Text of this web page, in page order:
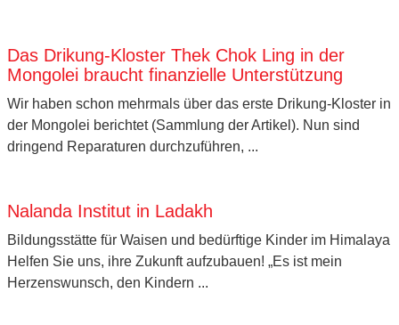
Das Drikung-Kloster Thek Chok Ling in der
Mongolei braucht finanzielle Unterstützung
Wir haben schon mehrmals über das erste Drikung-Kloster in
der Mongolei berichtet (Sammlung der Artikel). Nun sind
dringend Reparaturen durchzuführen, ...
Nalanda Institut in Ladakh
Bildungsstätte für Waisen und bedürftige Kinder im Himalaya
Helfen Sie uns, ihre Zukunft aufzubauen! „Es ist mein
Herzenswunsch, den Kindern ...